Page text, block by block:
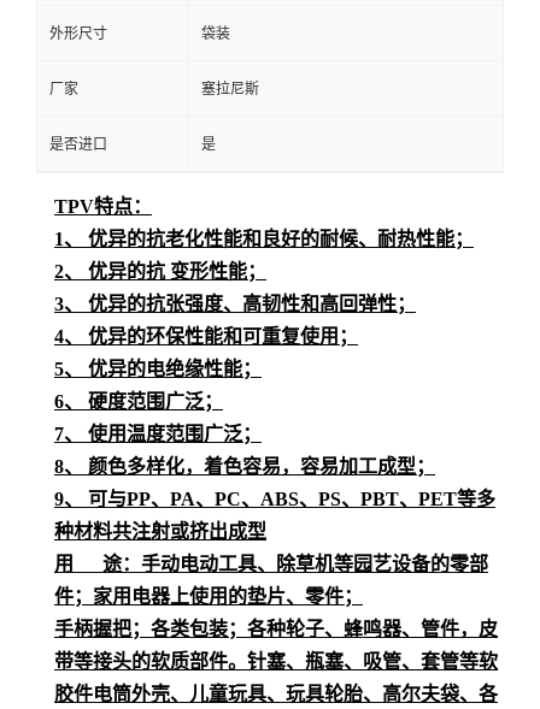
外形尺寸 袋装
厂家 塞拉尼斯
是否进口 是
TPV特点：
1、 优异的抗老化性能和良好的耐候、耐热性能；
2、 优异的抗 变形性能；
3、 优异的抗张强度、高韧性和高回弹性；
4、 优异的环保性能和可重复使用；
5、 优异的电绝缘性能；
6、 硬度范围广泛；
7、 使用温度范围广泛；
8、 颜色多样化，着色容易，容易加工成型；
9、 可与PP、PA、PC、ABS、PS、PBT、PET等多
种材料共注射或挤出成型
用 途：手动电动工具、除草机等园艺设备的零部
件；家用电器上使用的垫片、零件；
手柄握把；各类包装；各种轮子、蜂鸣器、管件，皮
带等接头的软质部件。针塞、瓶塞、吸管、套管等软
胶件电筒外壳、儿童玩具、玩具轮胎、高尔夫袋、各